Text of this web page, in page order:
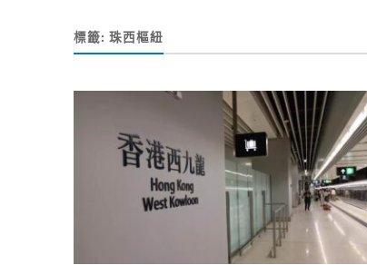
標籤: 珠西樞紐